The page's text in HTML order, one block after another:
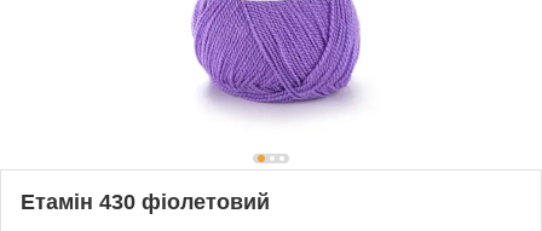
Етамін 430 фіолетовий